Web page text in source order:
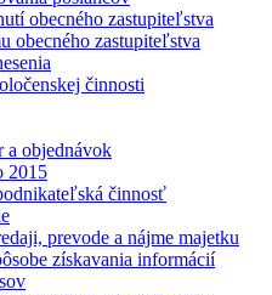
obecného zastupiteľstva
obecného zastupiteľstva
činnosti
a objednávok
2015
činnosť
prevode a nájme majetku
získavania informácií